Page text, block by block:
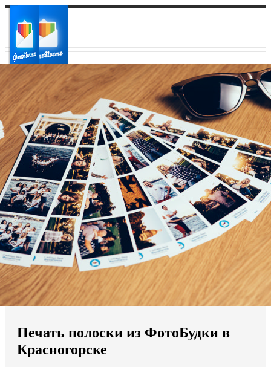
Ваш город:
Ваш регион доставки
Выберите из списка:
Мы доставляем по всему миру
Продолжить без города
Печать полоски из ФотоБудки в
Красногорске